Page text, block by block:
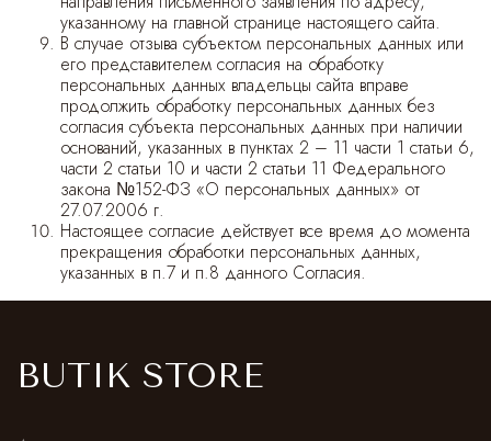
указанному на главной странице настоящего сайта.
В случае отзыва субъектом персональных данных или
его представителем согласия на обработку
персональных данных владельцы сайта вправе
продолжить обработку персональных данных без
согласия субъекта персональных данных при наличии
оснований, указанных в пунктах 2 – 11 части 1 статьи 6,
части 2 статьи 10 и части 2 статьи 11 Федерального
закона №152-ФЗ «О персональных данных» от
27.07.2006 г.
Настоящее согласие действует все время до момента
прекращения обработки персональных данных,
указанных в п.7 и п.8 данного Согласия.
BUTIK STORE
Нижнее белье
Пляжная одежда
Cпортивные брюки
Комбинезоны